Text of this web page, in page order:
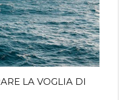
LA VOGLIA DI